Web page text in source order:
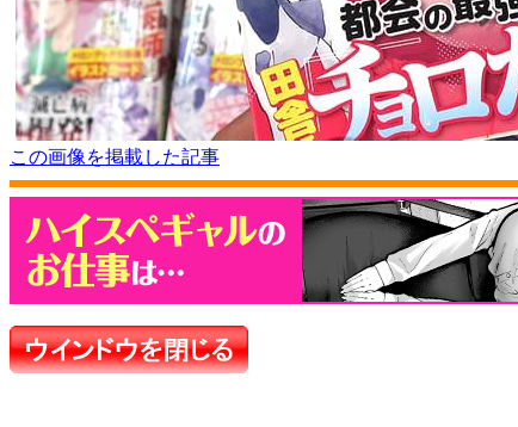
この画像を掲載した記事